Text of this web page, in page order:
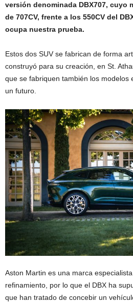
versión denominada DBX707, cuyo
de 707CV, frente a los 550CV del
ocupa nuestra prueba.
Estos dos SUV se fabrican de forma
construyó para su creación, en St.
que se fabriquen también los modelos
un futuro.
Aston Martin es una marca
refinamiento, por lo que el DBX ha
que han tratado de concebir un